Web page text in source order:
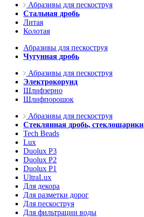
Абразивы для пескоструя
Стальная дробь
Литая
Колотая
Абразивы для пескоструя
Чугунная дробь
Абразивы для пескоструя
Электрокорунд
Шлифзерно
Шлифпорошок
Абразивы для пескоструя
Стеклянная дробь, стеклошарики
Tech Beads
Lux
Duolux P3
Duolux P2
Duolux P1
UltraLux
Для декора
Для разметки дорог
Для пескоструя
Для фильтрации воды